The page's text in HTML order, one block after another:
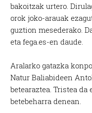
bakoitzak urtero.
orok joko-arauak
guztion mesederako.
eta fega.es-en daude.
Aralarko gatazka
Natur Baliabideen
betearaztea. Tristea
betebeharra denean.